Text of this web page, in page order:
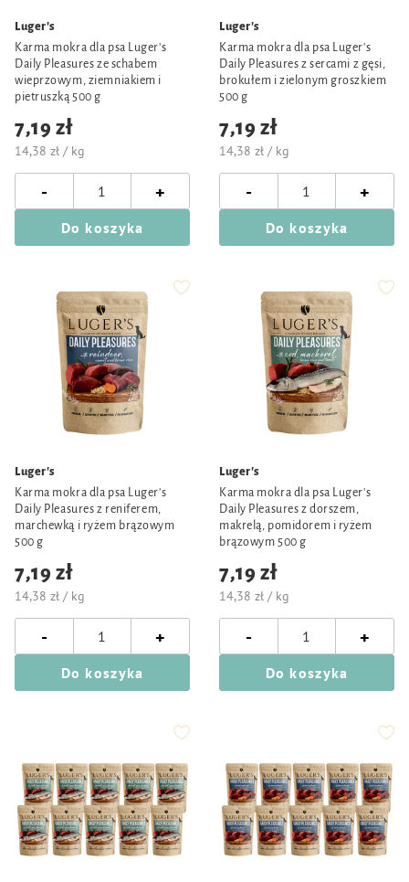
Luger's
Karma mokra dla psa Luger's
Daily Pleasures ze schabem
wieprzowym, ziemniakiem i
pietruszką 500 g
7,19 zł
14,38 zł / kg
- +
Do koszyka
Luger's
Karma mokra dla psa Luger's
Daily Pleasures z sercami z gęsi,
brokułem i zielonym groszkiem
500 g
7,19 zł
14,38 zł / kg
- +
Do koszyka
Luger's
Karma mokra dla psa Luger's
Daily Pleasures z reniferem,
marchewką i ryżem brązowym
500 g
7,19 zł
14,38 zł / kg
- +
Do koszyka
Luger's
Karma mokra dla psa Luger's
Daily Pleasures z dorszem,
makrelą, pomidorem i ryżem
brązowym 500 g
7,19 zł
14,38 zł / kg
- +
Do koszyka